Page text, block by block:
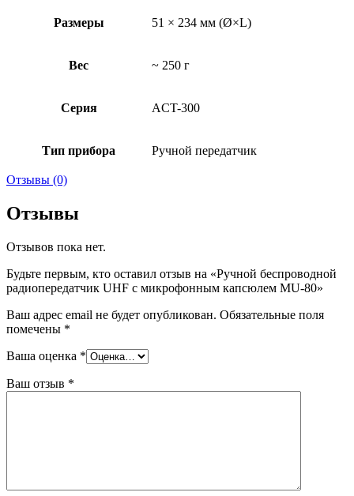
Размеры 51 × 234 мм (Ø×L)
Вес ~ 250 г
Серия ACT-300
Тип прибора Ручной передатчик
Отзывы (0)
Отзывы
Отзывов пока нет.
Будьте первым, кто оставил отзыв на «Ручной беспроводной
радиопередатчик UHF с микрофонным капсюлем MU-80»
Ваш адрес email не будет опубликован. Обязательные поля
помечены *
Ваша оценка *
Ваш отзыв *